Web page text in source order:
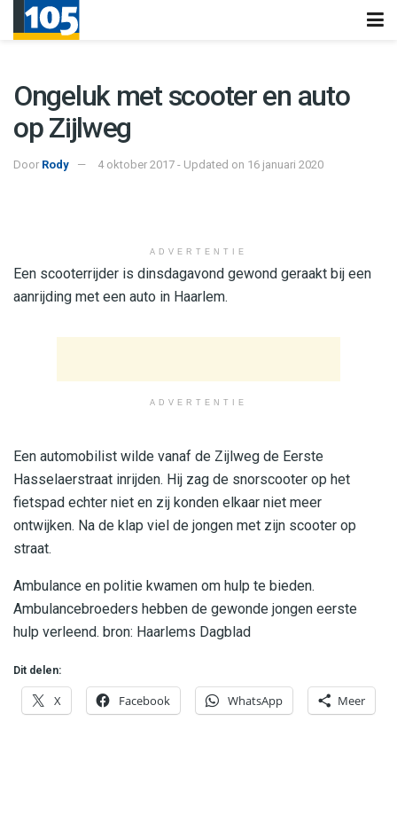
Ongeluk met scooter en auto
op Zijlweg
Door Rody 4 oktober 2017 - Updated on 16 januari 2020
ADVERTENTIE
Een scooterrijder is dinsdagavond gewond geraakt bij een
aanrijding met een auto in Haarlem.
ADVERTENTIE
Een automobilist wilde vanaf de Zijlweg de Eerste
Hasselaerstraat inrijden. Hij zag de snorscooter op het
fietspad echter niet en zij konden elkaar niet meer
ontwijken. Na de klap viel de jongen met zijn scooter op
straat.
Ambulance en politie kwamen om hulp te bieden.
Ambulancebroeders hebben de gewonde jongen eerste
hulp verleend. bron: Haarlems Dagblad
Dit delen:
X Facebook WhatsApp Meer